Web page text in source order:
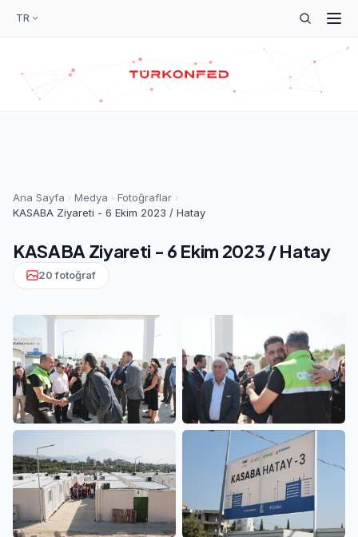
TR
Ana Sayfa Medya
Fotoğraflar
KASABA Ziyareti - 6 Ekim 2023 / Hatay
KASABA Ziyareti - 6 Ekim 2023 / Hatay
20 fotoğraf